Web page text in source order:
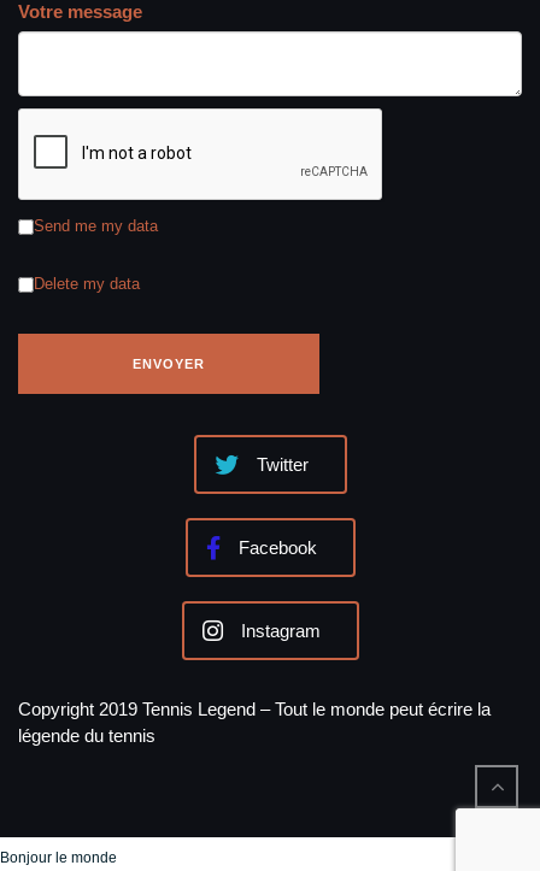
Votre message
Send me my data
Delete my data
Twitter
Facebook
Instagram
Copyright 2019 Tennis Legend – Tout le monde peut écrire la
légende du tennis
Bonjour le monde